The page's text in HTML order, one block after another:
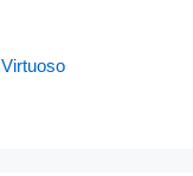
Virtuoso